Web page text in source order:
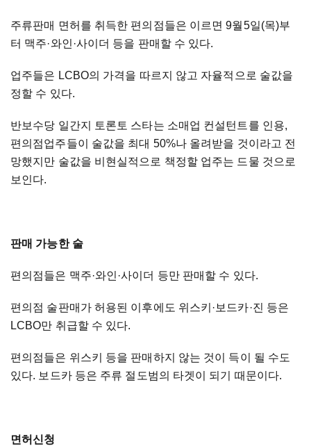
주류판매 면허를 취득한 편의점들은 이르면 9월5일(목)부
터 맥주·와인 ·사이더 등을 판매할 수 있다.
업주들은 LCBO의 가격을 따르지 않고 자율적으로 술값을
정할 수 있다.
반보수당 일간지 토론토 스타는 소매업 컨설턴트를 인용,
편의점업주들이 술값을 최대 50%나 올려받을 것이라고 전
망했지만 술값을 비현실적으로 책정할 업주는 드물 것으로
보인다.
판매 가능한 술
편의점들은 맥주·와인 ·사이더 등만 판매할 수 있다.
편의점 술판매가 허용된 이후에도 위스키 ·보드카·진 등은
LCBO만 취급할 수 있다.
편의점들은 위스키 등을 판매하지 않는 것이 득이 될 수도
있다. 보드카 등은 주류 절도범의 타겟이 되기 때문이다.
면허신청